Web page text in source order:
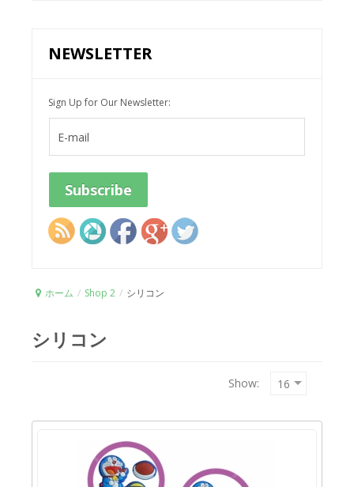
NEWSLETTER
Sign Up for Our Newsletter:
ホーム / Shop 2 / シリコン
シリコン
Show: